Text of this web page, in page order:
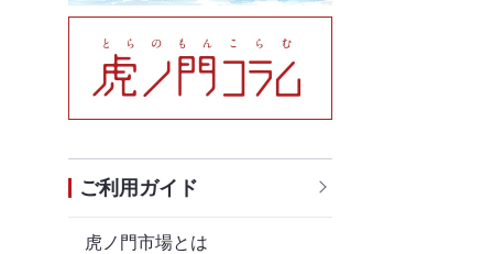
ご利用ガイド
虎ノ門市場とは